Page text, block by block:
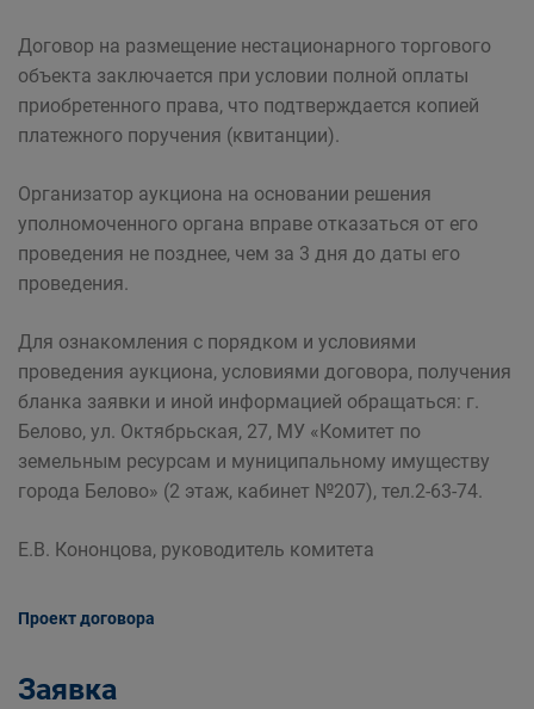
Договор на размещение нестационарного торгового
объекта заключается при условии полной оплаты
приобретенного права, что подтверждается копией
платежного поручения (квитанции).
Организатор аукциона на основании решения
уполномоченного органа вправе отказаться от его
проведения не позднее, чем за 3 дня до даты его
проведения.
Для ознакомления с порядком и условиями
проведения аукциона, условиями договора, получения
бланка заявки и иной информацией обращаться: г.
Белово, ул. Октябрьская, 27, МУ «Комитет по
земельным ресурсам и муниципальному имуществу
города Белово» (2 этаж, кабинет №207), тел.2-63-74.
Е.В. Кононцова, руководитель комитета
Проект договора
Заявка